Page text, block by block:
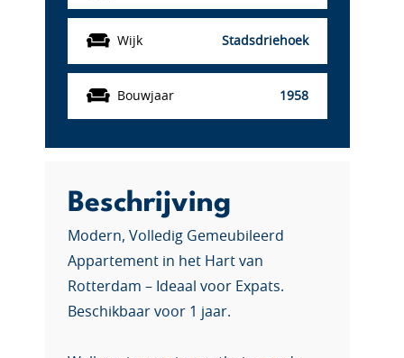
Wijk Stadsdriehoek
Bouwjaar 1958
Beschrijving
Modern, Volledig Gemeubileerd
Appartement in het Hart van
Rotterdam – Ideaal voor Expats.
Beschikbaar voor 1 jaar.